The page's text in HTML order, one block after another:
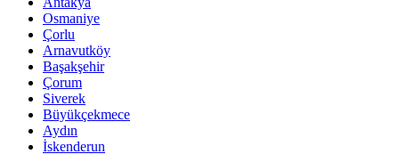
Osmaniye
Çorlu
Arnavutköy
Başakşehir
Çorum
Siverek
Büyükçekmece
Aydın
İskenderun